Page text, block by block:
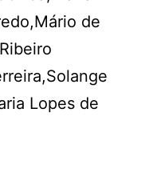
de
Lopes de